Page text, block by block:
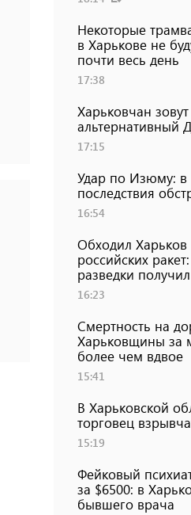
Некоторые
в Харькове не
почти весь день
17:38
Харьковчан
альтернативный
17:15
Удар по Изюму: в
последствия
16:54
Обходил Харьков
российских
разведки
16:23
Смертность на
Харьковщины за
более чем вдвое
15:41
В Харьковской
торговец
15:19
Фейковый
за $6500: в
бывшего врача